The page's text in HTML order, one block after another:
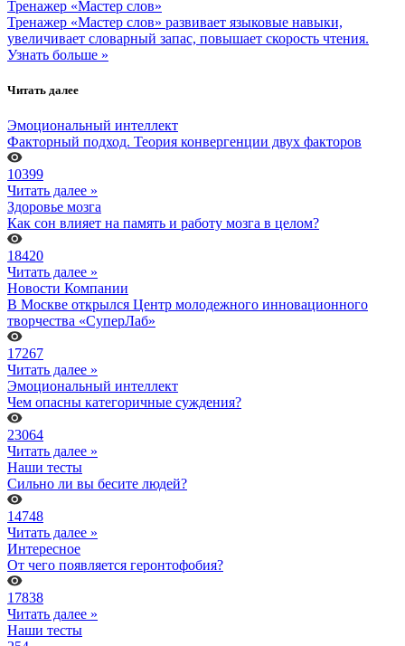
Тренажер «Мастер слов»
Тренажер «Мастер слов» развивает языковые навыки,
увеличивает словарный запас, повышает скорость чтения.
Узнать больше »
Читать далее
Эмоциональный интеллект
Факторный подход. Теория конвергенции двух факторов
10399
Читать далее »
Здоровье мозга
Как сон влияет на память и работу мозга в целом?
18420
Читать далее »
Новости Компании
В Москве открылся Центр молодежного инновационного
творчества «СуперЛаб»
17267
Читать далее »
Эмоциональный интеллект
Чем опасны категоричные суждения?
23064
Читать далее »
Наши тесты
Сильно ли вы бесите людей?
14748
Читать далее »
Интересное
От чего появляется геронтофобия?
17838
Читать далее »
Наши тесты